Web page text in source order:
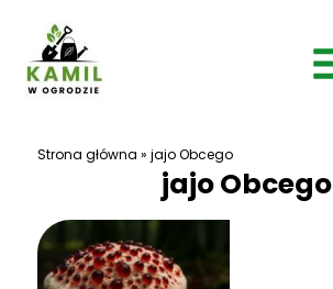
Strona główna » jajo Obcego
jajo Obcego